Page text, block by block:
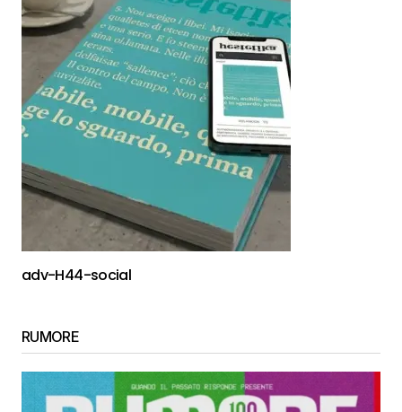
adv-H44-social
RUMORE